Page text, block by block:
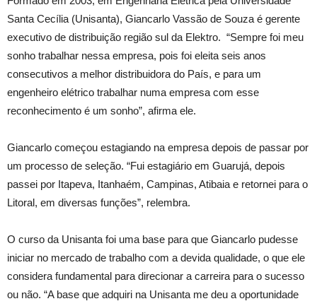
Santa Cecília (Unisanta), Giancarlo Vassão de Souza é gerente
executivo de distribuição região sul da Elektro. “Sempre foi meu
sonho trabalhar nessa empresa, pois foi eleita seis anos
consecutivos a melhor distribuidora do País, e para um
engenheiro elétrico trabalhar numa empresa com esse
reconhecimento é um sonho”, afirma ele.
Giancarlo começou estagiando na empresa depois de passar por
um processo de seleção. “Fui estagiário em Guarujá, depois
passei por Itapeva, Itanhaém, Campinas, Atibaia e retornei para o
Litoral, em diversas funções”, relembra.
O curso da Unisanta foi uma base para que Giancarlo pudesse
iniciar no mercado de trabalho com a devida qualidade, o que ele
considera fundamental para direcionar a carreira para o sucesso
ou não. “A base que adquiri na Unisanta me deu a oportunidade